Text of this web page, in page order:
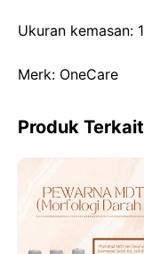
Ukuran kemasan:
Merk: OneCare
Produk Terkait